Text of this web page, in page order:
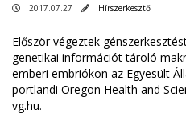
2017.07.27 Hírszerkesztő
Először végeztek
genetikai információt tároló
emberi embriókon az Egyesült
portlandi Oregon Health and
vg.hu.